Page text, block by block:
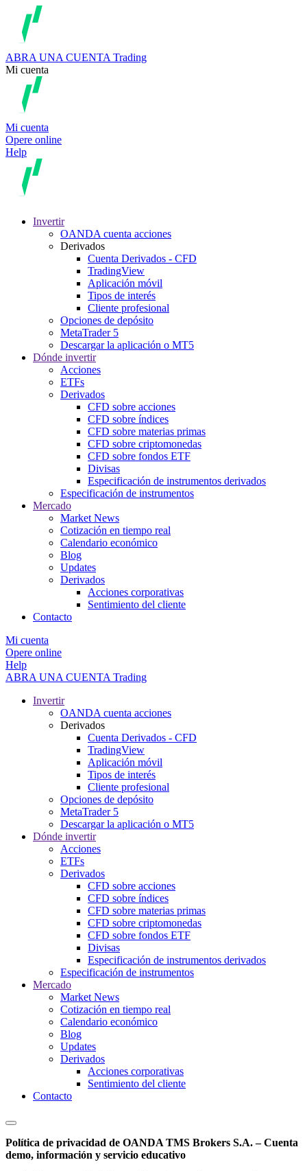
ABRA UNA CUENTA Trading
Mi cuenta
Mi cuenta
Opere online
Help
Invertir
OANDA cuenta acciones
Derivados
Cuenta Derivados - CFD
TradingView
Aplicación móvil
Tipos de interés
Cliente profesional
Opciones de depósito
MetaTrader 5
Descargar la aplicación o MT5
Dónde invertir
Acciones
ETFs
Derivados
CFD sobre acciones
CFD sobre índices
CFD sobre materias primas
CFD sobre criptomonedas
CFD sobre fondos ETF
Divisas
Especificación de instrumentos derivados
Especificación de instrumentos
Mercado
Market News
Cotización en tiempo real
Calendario económico
Blog
Updates
Derivados
Acciones corporativas
Sentimiento del cliente
Contacto
Mi cuenta
Opere online
Help
ABRA UNA CUENTA Trading
Invertir
OANDA cuenta acciones
Derivados
Cuenta Derivados - CFD
TradingView
Aplicación móvil
Tipos de interés
Cliente profesional
Opciones de depósito
MetaTrader 5
Descargar la aplicación o MT5
Dónde invertir
Acciones
ETFs
Derivados
CFD sobre acciones
CFD sobre índices
CFD sobre materias primas
CFD sobre criptomonedas
CFD sobre fondos ETF
Divisas
Especificación de instrumentos derivados
Especificación de instrumentos
Mercado
Market News
Cotización en tiempo real
Calendario económico
Blog
Updates
Derivados
Acciones corporativas
Sentimiento del cliente
Contacto
Política de privacidad de OANDA TMS Brokers S.A. – Cuenta
demo, información y servicio educativo